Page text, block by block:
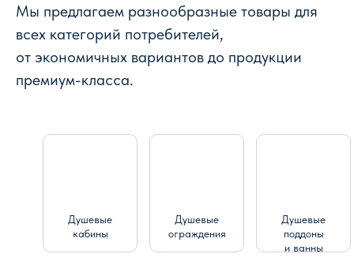
Мы предлагаем разнообразные товары для
всех категорий потребителей,
от экономичных вариантов до продукции
премиум-класса.
Душевые
кабины
Душевые
ограждения
Душевые
поддоны
и ванны